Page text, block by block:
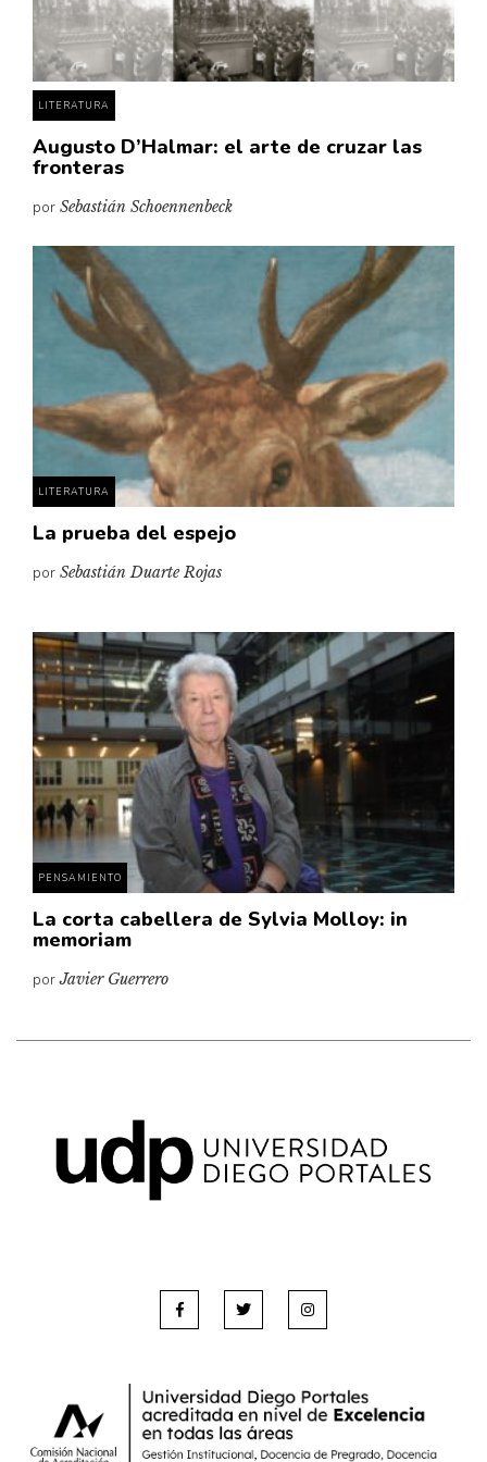
Pensamiento ilustrado
Personaje
Personajes secundarios
Política
Relecturas
Sociedad
Vidas paralelas
Voces y lecturas
LITERATURA
Augusto D’Halmar: el arte de cruzar las
fronteras
por Sebastián Schoennenbeck
LITERATURA
La prueba del espejo
por Sebastián Duarte Rojas
PENSAMIENTO
La corta cabellera de Sylvia Molloy: in
memoriam
porJavier Guerrero